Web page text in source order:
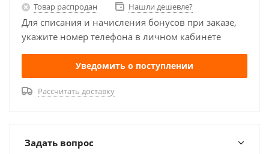
Товар распродан Нашли дешевле?
Для списания и начисления бонусов при заказе,
укажите номер телефона в личном кабинете
Уведомить о поступлении
Рассчитать доставку
Задать вопрос